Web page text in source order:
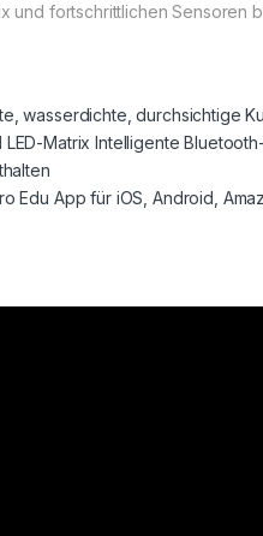
und fortschrittlichen
wasserdichte, durchsichtige
Matrix Intelligente
Edu App für iOS, Android,